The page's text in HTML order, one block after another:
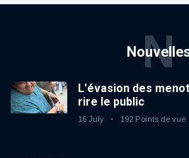
N
L'évasion des
rire le public
16 July 192 Points de vue